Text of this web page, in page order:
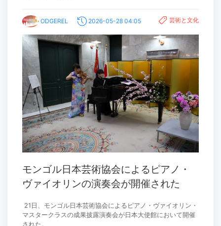
ODGEREL 2026-05-28 04:05 芸術と文化
モンゴル日本芸術協会によるピアノ・
ヴァイオリンの演奏会が開催された
21日、モンゴル日本芸術協会によるピアノ・ヴァイオリン・
マスタークラスの成果披露演奏会が日本大使館において開催
された。